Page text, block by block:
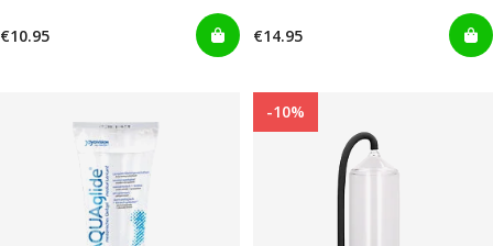
€10.95
te nemen met gels die onhandig en
rommelig zijn in gebruik.
€14.95
-10%